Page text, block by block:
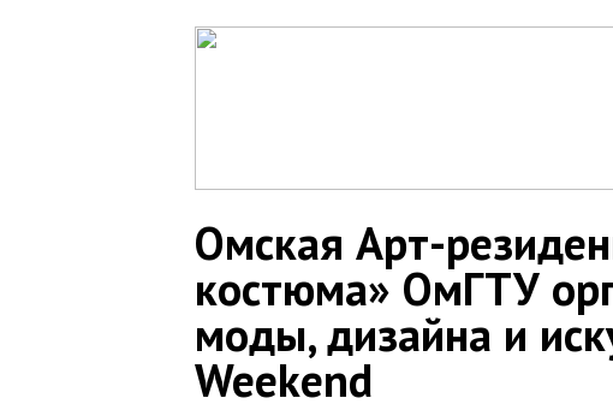
Омская Арт-
костюма» ОмГТУ
моды, дизайна и
Weekend